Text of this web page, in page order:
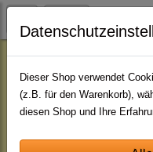
Dieser Shop verwendet
(z.B. für den Warenkorb),
diesen Shop und Ihre